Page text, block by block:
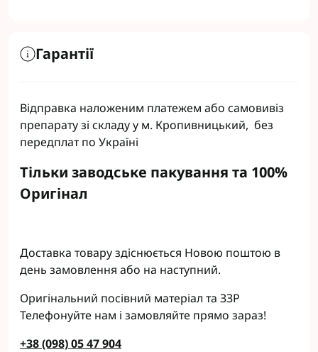
Гарантії
Відправка наложеним платежем або самовивіз
препарату зі складу у м. Кропивницький, без
передплат по Україні
Тільки заводське пакування та 100%
Оригінал
Доставка товару здіснюється Новою поштою в
день замовлення або на наступний.
Оригінальний посівний матеріал та ЗЗР
Телефонуйте нам і замовляйте прямо зараз!
+38 (098) 05 47 904